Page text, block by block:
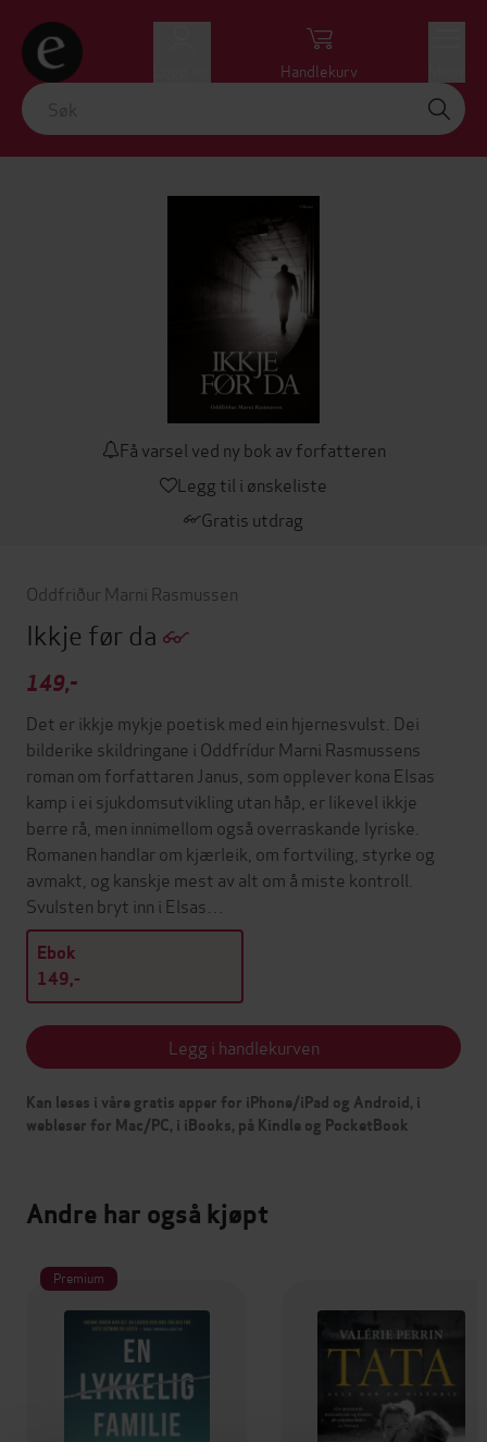
Handlekurv
Få varsel ved ny bok av forfatteren
Legg til i ønskeliste
Gratis utdrag
Oddfriður Marni Rasmussen
Ikkje før da
149,-
Det er ikkje mykje poetisk med ein hjernesvulst. Dei
bilderike skildringane i Oddfrídur Marni Rasmussens
roman om forfattaren Janus, som opplever kona Elsas
kamp i ei sjukdomsutvikling utan håp, er likevel ikkje
berre rå, men innimellom også overraskande lyriske.
Romanen handlar om kjærleik, om fortviling, styrke og
avmakt, og kanskje mest av alt om å miste kontroll.
Svulsten bryt inn i Elsas…
Ebok
149,-
Legg i handlekurven
Kan leses i våre gratis apper for iPhone/iPad og Android, i
webleser for Mac/PC, i iBooks, på Kindle og PocketBook
Andre har også kjøpt
Premium